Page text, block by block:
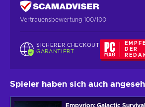
Vertrauensbewertung 100/100
SICHERER CHECKOUT
GARANTIERT
DER
Spieler haben sich auch
Empyrion: Galactic